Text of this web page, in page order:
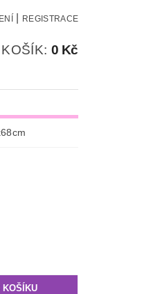
REGISTRACE
KOŠÍK: 0 Kč